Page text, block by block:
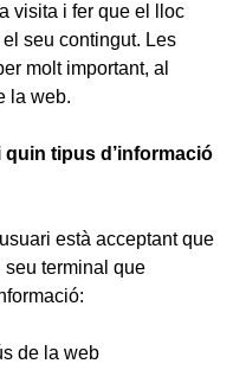
visita i fer que el lloc
seu contingut. Les
molt important, al
la web.
quin tipus d’informació
està acceptant que
seu terminal que
de la web